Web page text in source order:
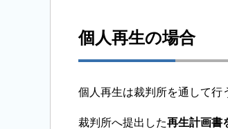
個人再生の場合
個人再生は裁判所を通して行
裁判所へ提出した再生計画書